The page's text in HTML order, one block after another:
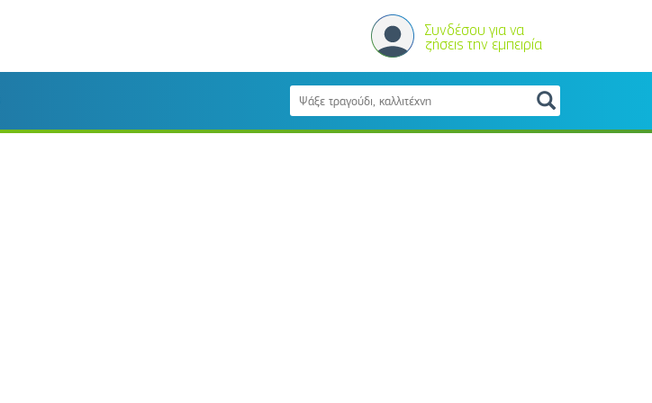
Συνδέσου για να
ζήσεις την εμπειρία